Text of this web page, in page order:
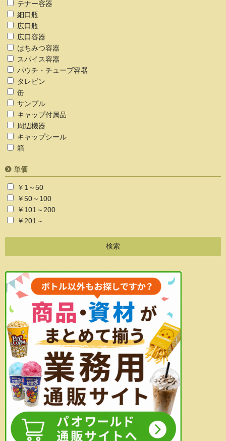
テナー容器
細口瓶
広口瓶
広口容器
はちみつ容器
スパイス容器
パウチ・チューブ容器
タレビン
缶
サンプル
キャップ付属品
周辺機器
キャップシール
箱
単価
￥1～50
￥50～100
￥101～200
￥201～